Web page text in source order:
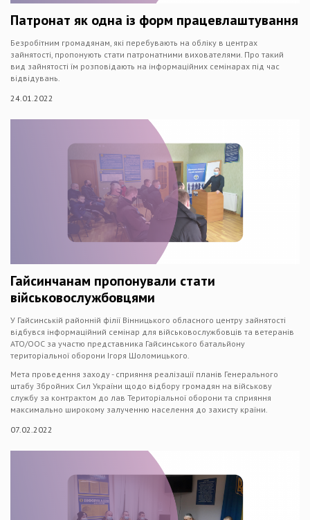
Патронат як одна із форм працевлаштування
Безробітним громадянам, які перебувають на обліку в центрах
зайнятості, пропонують стати патронатними вихователями. Про такий
вид зайнятості їм розповідають на інформаційних семінарах під час
відвідувань.
24.01.2022
Гайсинчанам пропонували стати
військовослужбовцями
У Гайсинській районній філії Вінницького обласного центру зайнятості
відбувся інформаційний семінар для військовослужбовців та ветеранів
АТО/ООС за участю представника Гайсинського батальйону
територіальної оборони Ігоря Шоломицького.
Мета проведення заходу - сприяння реалізації планів Генерального
штабу Збройних Сил України щодо відбору громадян на військову
службу за контрактом до лав Територіальної оборони та сприяння
максимально широкому залученню населення до захисту країни.
07.02.2022